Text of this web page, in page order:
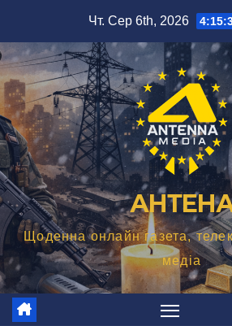
вмісту
Чт. Сер 6th, 2026
Щоденна онлайн газета,
медіа